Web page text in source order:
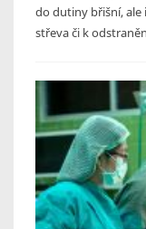
do dutiny břišní, ale
střeva či k